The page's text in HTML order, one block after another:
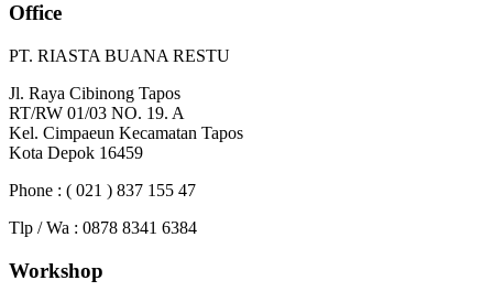
Office
PT. RIASTA BUANA RESTU
Jl. Raya Cibinong Tapos
RT/RW 01/03 NO. 19. A
Kel. Cimpaeun Kecamatan Tapos
Kota Depok 16459
Phone : ( 021 ) 837 155 47
Tlp / Wa : 0878 8341 6384
Workshop